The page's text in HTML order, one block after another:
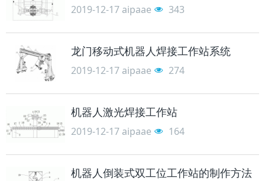
2019-12-17 aipaae 343
龙门移动式机器人焊接工作站系统
2019-12-17 aipaae 274
机器人激光焊接工作站
2019-12-17 aipaae 164
机器人倒装式双工位工作站的制作方法